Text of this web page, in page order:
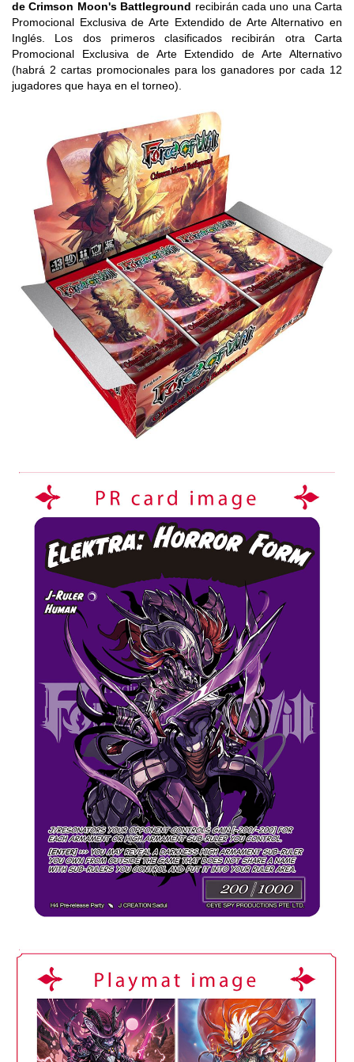
de Crimson Moon's Battleground recibirán cada uno una Carta
Promocional Exclusiva de Arte Extendido de Arte Alternativo en
Inglés. Los dos primeros clasificados recibirán otra Carta
Promocional Exclusiva de Arte Extendido de Arte Alternativo
(habrá 2 cartas promocionales para los ganadores por cada 12
jugadores que haya en el torneo).